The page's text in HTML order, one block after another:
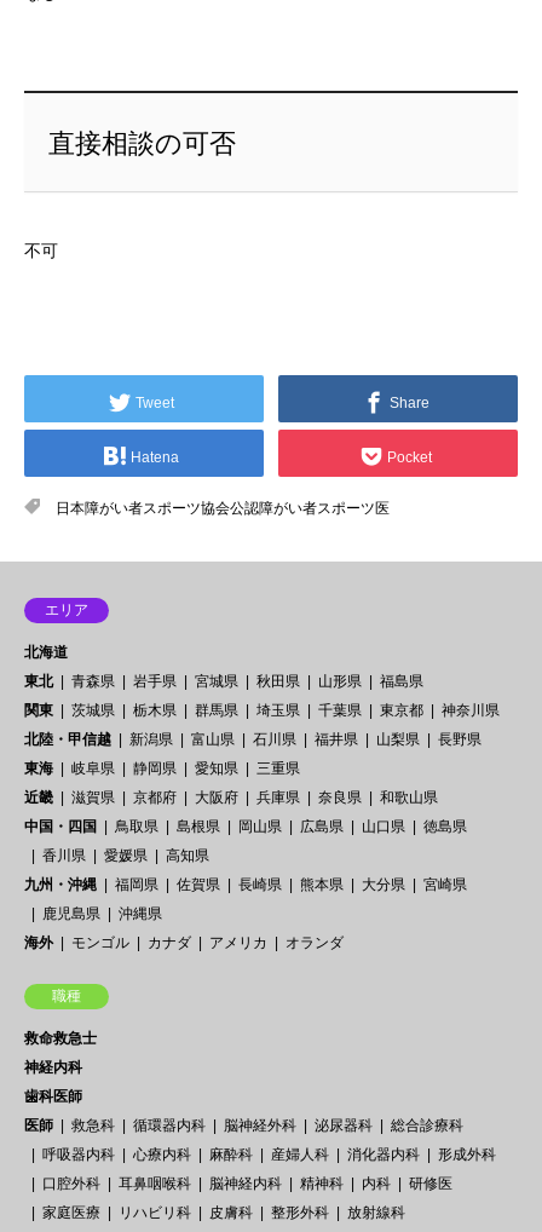
直接相談の可否
不可
Tweet Share
Hatena Pocket
日本障がい者スポーツ協会公認障がい者スポーツ医
エリア
北海道
東北
青森県 岩手県 宮城県 秋田県 山形県
福島県
関東
茨城県 栃木県 群馬県 埼玉県 千葉県 東京都
神奈川県
北陸・甲信越
新潟県 富山県 石川県 福井県 山梨県
長野県
東海
岐阜県 静岡県 愛知県
三重県
近畿
滋賀県 京都府 大阪府 兵庫県 奈良県
和歌山県
中国・四国
鳥取県 島根県 岡山県 広島県 山口県
徳島県
香川県
愛媛県
高知県
九州・沖縄
福岡県 佐賀県 長崎県 熊本県 大分県
宮崎県
鹿児島県
沖縄県
海外
モンゴル カナダ アメリカ オランダ
職種
救命救急士
神経内科
歯科医師
医師
救急科 循環器内科 脳神経外科 泌尿器科
総合診療科
呼吸器内科
心療内科 麻酔科 産婦人科 消化器内科
形成外科
口腔外科
耳鼻咽喉科 脳神経内科 精神科 内科
研修医
家庭医療
リハビリ科 皮膚科 整形外科
放射線科